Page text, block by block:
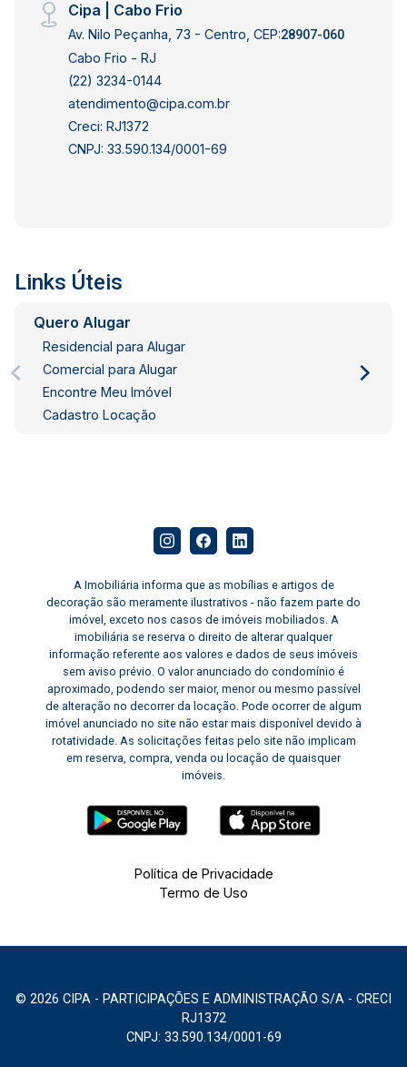
a dia. Além disso, possui fácil acesso a
comércios, restaurantes, transporte e principais
vias da região, garantindo praticidade e
mobilidade. O apartamento conta ainda com 1
vaga de garagem. Perfeito para quem busca
conforto, lazer completo e uma vista
privilegiada em um dos endereços mais
(TEM IMÓVEL PARA ALUGAR? ALUGUE
21-99113-7256)
Cipa | Cabo Frio
Av. Nilo Peçanha, 73 - Centro, CEP:28907-060
Cabo Frio - RJ
(22) 3234-0144
atendimento@cipa.com.br
Creci: RJ1372
CNPJ: 33.590.134/0001-69
Links Úteis
Quero Alugar
Residencial para Alugar
Comercial para Alugar
Encontre Meu Imóvel
Cadastro Locação
A Imobiliária informa que as mobílias e artigos de
decoração são meramente ilustrativos - não fazem parte do
imóvel, exceto nos casos de imóveis mobiliados. A
imobiliária se reserva o direito de alterar qualquer
informação referente aos valores e dados de seus imóveis
sem aviso prévio. O valor anunciado do condomínio é
aproximado, podendo ser maior, menor ou mesmo passível
de alteração no decorrer da locação. Pode ocorrer de algum
imóvel anunciado no site não estar mais disponível devido à
rotatividade. As solicitações feitas pelo site não implicam
em reserva, compra, venda ou locação de quaisquer
imóveis.
Política de Privacidade
Termo de Uso
© 2026 CIPA - PARTICIPAÇÕES E ADMINISTRAÇÃO S/A - CRECI
RJ1372
CNPJ: 33.590.134/0001-69